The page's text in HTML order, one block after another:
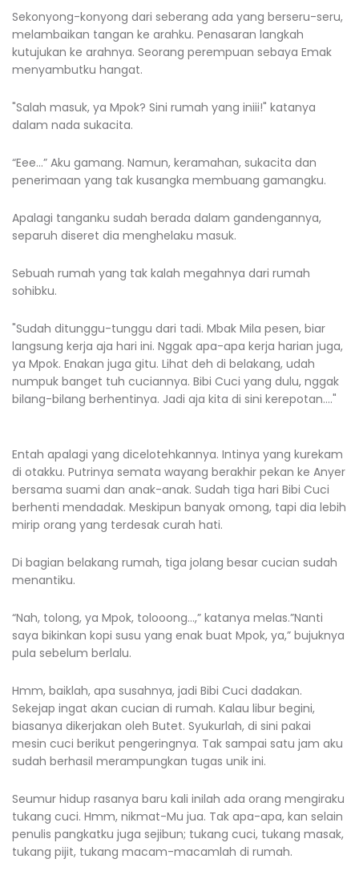
Sekonyong-konyong dari seberang ada yang berseru-seru,
melambaikan tangan ke arahku. Penasaran langkah
kutujukan ke arahnya. Seorang perempuan sebaya Emak
menyambutku hangat.
"Salah masuk, ya Mpok? Sini rumah yang iniii!" katanya
dalam nada sukacita.
“Eee…” Aku gamang. Namun, keramahan, sukacita dan
penerimaan yang tak kusangka membuang gamangku.
Apalagi tanganku sudah berada dalam gandengannya,
separuh diseret dia menghelaku masuk.
Sebuah rumah yang tak kalah megahnya dari rumah
sohibku.
"Sudah ditunggu-tunggu dari tadi. Mbak Mila pesen, biar
langsung kerja aja hari ini. Nggak apa-apa kerja harian juga,
ya Mpok. Enakan juga gitu. Lihat deh di belakang, udah
numpuk banget tuh cuciannya. Bibi Cuci yang dulu, nggak
bilang-bilang berhentinya. Jadi aja kita di sini kerepotan…."
Entah apalagi yang dicelotehkannya. Intinya yang kurekam
di otakku. Putrinya semata wayang berakhir pekan ke Anyer
bersama suami dan anak-anak. Sudah tiga hari Bibi Cuci
berhenti mendadak. Meskipun banyak omong, tapi dia lebih
mirip orang yang terdesak curah hati.
Di bagian belakang rumah, tiga jolang besar cucian sudah
menantiku.
“Nah, tolong, ya Mpok, tolooong…,” katanya melas.”Nanti
saya bikinkan kopi susu yang enak buat Mpok, ya,” bujuknya
pula sebelum berlalu.
Hmm, baiklah, apa susahnya, jadi Bibi Cuci dadakan.
Sekejap ingat akan cucian di rumah. Kalau libur begini,
biasanya dikerjakan oleh Butet. Syukurlah, di sini pakai
mesin cuci berikut pengeringnya. Tak sampai satu jam aku
sudah berhasil merampungkan tugas unik ini.
Seumur hidup rasanya baru kali inilah ada orang mengiraku
tukang cuci. Hmm, nikmat-Mu jua. Tak apa-apa, kan selain
penulis pangkatku juga sejibun; tukang cuci, tukang masak,
tukang pijit, tukang macam-macamlah di rumah.